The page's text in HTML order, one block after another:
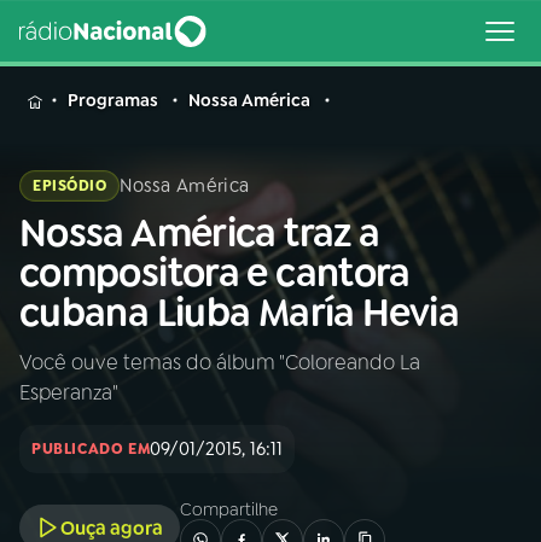
MENU
Buscar
na
Rádio
Nacional
Buscar
AO VIVO
INÍCIO
A RÁDIO
Programas Nossa América
EPISÓDIO Nossa América
Nossa América traz a
compositora e cantora
cubana Liuba María Hevia
Você ouve temas do álbum "Coloreando La
Esperanza"
PUBLICADO EM09/01/2015, 16:11
Ouça agora
Compartilhe